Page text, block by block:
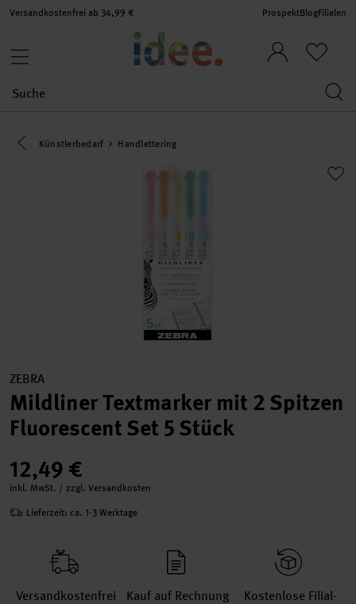
Versandkostenfrei ab 34,99 € ProspektBlogFilialen
Eine Kategorie zurück navigieren
Künstlerbedarf Handlettering
ZEBRA
Mildliner Textmarker mit 2 Spitzen
Fluorescent Set 5 Stück
12,49 €
inkl. MwSt. / zzgl. Versandkosten
Lieferzeit: ca. 1-3 Werktage
Versand­kosten­frei
Kauf auf Rechnung
Kosten­lose Filial­